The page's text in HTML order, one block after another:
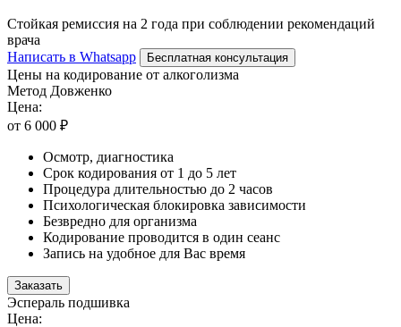
Стойкая ремиссия на 2 года при соблюдении рекомендаций
врача
Написать в Whatsapp
Бесплатная консультация
Цены на кодирование от алкоголизма
Метод Довженко
Цена:
от 6 000 ₽
Осмотр, диагностика
Срок кодирования от 1 до 5 лет
Процедура длительностью до 2 часов
Психологическая блокировка зависимости
Безвредно для организма
Кодирование проводится в один сеанс
Запись на удобное для Вас время
Заказать
Эспераль подшивка
Цена: